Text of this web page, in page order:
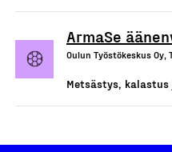
ArmaSe
Oulun Työstökeskus Oy,
Metsästys, kalastus